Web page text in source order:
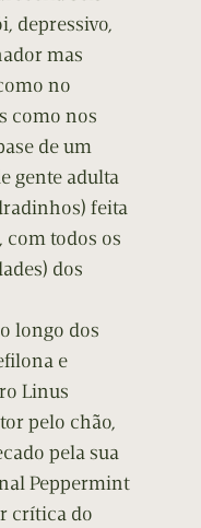
depressivo,
mas
no
como nos
de um
gente adulta
feita
com todos os
dos
longo dos
e
Linus
pelo chão,
pela sua
Peppermint
crítica do